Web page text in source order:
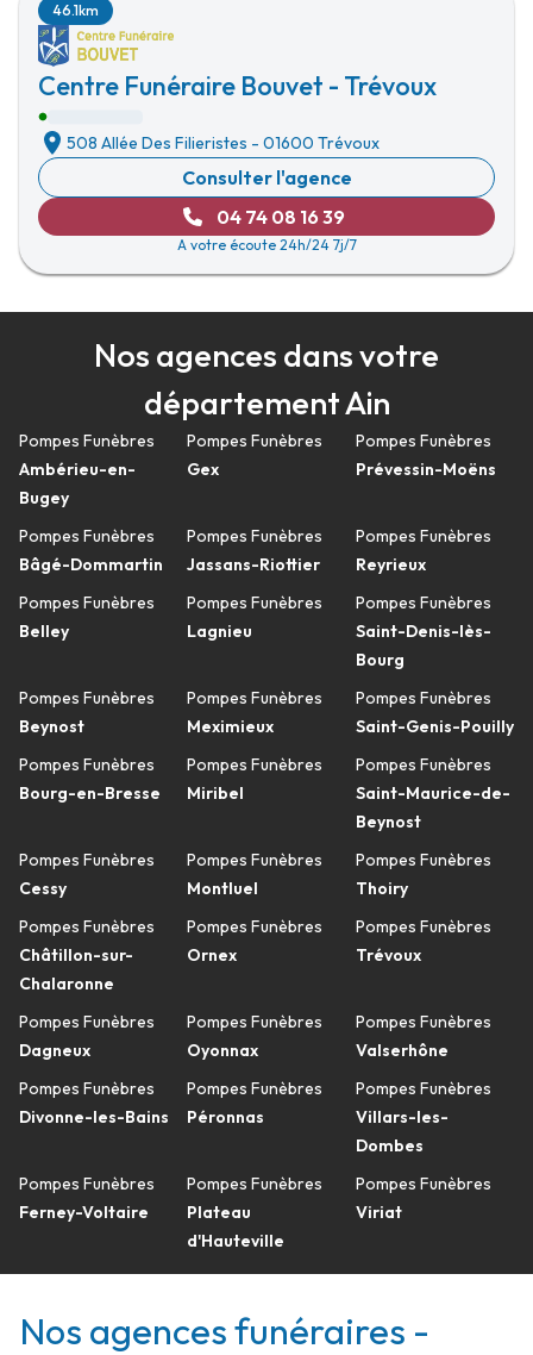
Centre Funéraire Bouvet - Trévoux
46.1km
508 Allée Des Filieristes - 01600 Trévoux
Consulter l'agence
04 74 08 16 39
A votre écoute 24h/24 7j/7
Nos agences dans votre
département Ain
Pompes Funèbres
Ambérieu-en-
Bugey
Pompes Funèbres
Bâgé-Dommartin
Pompes Funèbres
Belley
Pompes Funèbres
Beynost
Pompes Funèbres
Bourg-en-Bresse
Pompes Funèbres
Cessy
Pompes Funèbres
Châtillon-sur-
Chalaronne
Pompes Funèbres
Dagneux
Pompes Funèbres
Divonne-les-Bains
Pompes Funèbres
Ferney-Voltaire
Pompes Funèbres
Gex
Pompes Funèbres
Jassans-Riottier
Pompes Funèbres
Lagnieu
Pompes Funèbres
Meximieux
Pompes Funèbres
Miribel
Pompes Funèbres
Montluel
Pompes Funèbres
Ornex
Pompes Funèbres
Oyonnax
Pompes Funèbres
Péronnas
Pompes Funèbres
Plateau
d'Hauteville
Pompes Funèbres
Prévessin-Moëns
Pompes Funèbres
Reyrieux
Pompes Funèbres
Saint-Denis-lès-
Bourg
Pompes Funèbres
Saint-Genis-Pouilly
Pompes Funèbres
Saint-Maurice-de-
Beynost
Pompes Funèbres
Thoiry
Pompes Funèbres
Trévoux
Pompes Funèbres
Valserhône
Pompes Funèbres
Villars-les-
Dombes
Pompes Funèbres
Viriat
Nos agences funéraires -